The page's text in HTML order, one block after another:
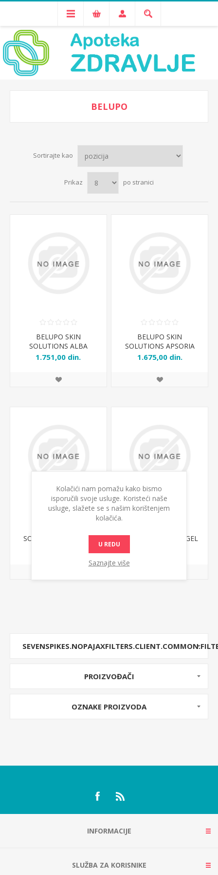
BELUPO
Sortirajte kao
Prikaz po stranici
BELUPO SKIN
SOLUTIONS ALBA
KREMA 50ml
1.751,00 din.
BELUPO SKIN
SOLUTIONS APSORIA
KREM 50ml
1.675,00 din.
SOLUTIONS APSORIA
SOLUTIONS ASKAR GEL
PROIZVOĐAČI
OZNAKE PROIZVODA
INFORMACIJE
SLUŽBA ZA KORISNIKE
Kolačići nam pomažu kako bismo
isporučili svoje usluge. Koristeći naše
usluge, slažete se s našim korištenjem
kolačića.
U REDU
Saznajte više